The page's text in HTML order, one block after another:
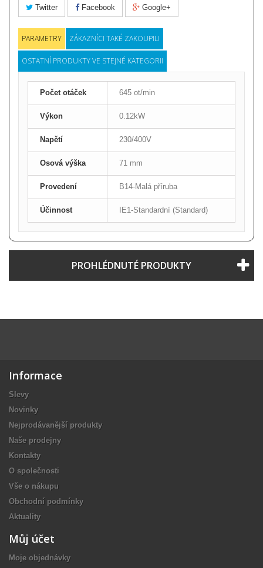
Twitter Facebook Google+
PARAMETRY ZÁKAZNÍCI TAKÉ ZAKOUPILI
OSTATNÍ PRODUKTY VE STEJNÉ KATEGORII
Počet otáček 645 ot/min
Výkon 0.12kW
Napětí 230/400V
Osová výška 71 mm
Provedení B14-Malá příruba
Účinnost IE1-Standardní (Standard)
PROHLÉDNUTÉ PRODUKTY
Informace
Slevy
Novinky
Nejprodávanější produkty
Naše prodejny
Kontakty
O společnosti
Vše o nákupu
Obchodní podmínky
Aktuality
Můj účet
Moje objednávky